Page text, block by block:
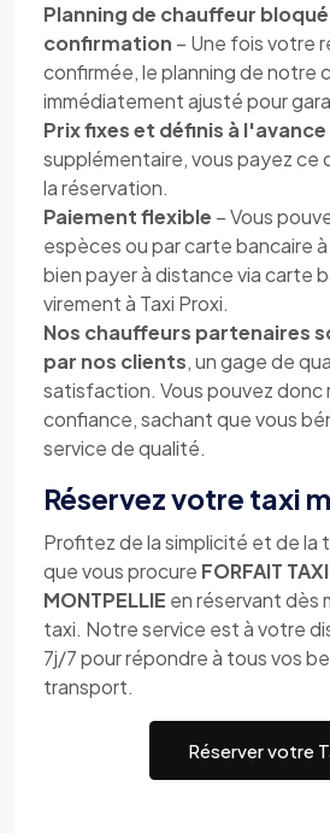
Planning de chauffeur
confirmation – Une fois votre
confirmée, le planning de notre
immédiatement ajusté pour
Prix fixes et définis à l'avance
supplémentaire, vous payez ce
la réservation.
Paiement flexible – Vous
espèces ou par carte bancaire
bien payer à distance via carte
virement à Taxi Proxi.
Nos chauffeurs partenaires
par nos clients, un gage de
satisfaction. Vous pouvez donc
confiance, sachant que vous
service de qualité.
Réservez votre taxi
Profitez de la simplicité et de la
que vous procure FORFAIT
MONTPELLIE en réservant dès
taxi. Notre service est à votre
7j/7 pour répondre à tous vos
transport.
Réserver votre